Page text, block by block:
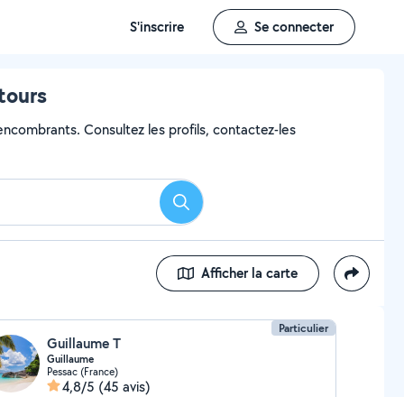
S'inscrire Se connecter
Consultez les profils, contactez-les
Rechercher
Afficher la carte
Particulier
Guillaume T
Guillaume
Pessac (France)
4,8/5 (45 avis)